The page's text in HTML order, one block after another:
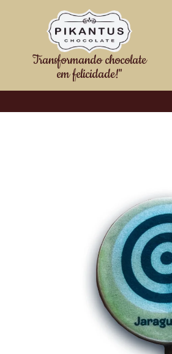
Transformando chocolate
em felicidade!"